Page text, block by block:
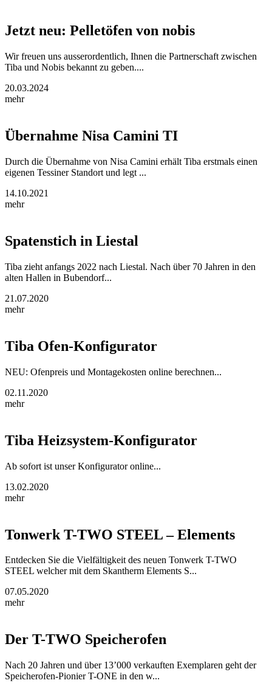
Jetzt neu: Pelletöfen von nobis
Wir freuen uns ausserordentlich, Ihnen die Partnerschaft zwischen
Tiba und Nobis bekannt zu geben....
20.03.2024
mehr
Übernahme Nisa Camini TI
Durch die Übernahme von Nisa Camini erhält Tiba erstmals einen
eigenen Tessiner Standort und legt ...
14.10.2021
mehr
Spatenstich in Liestal
Tiba zieht anfangs 2022 nach Liestal. Nach über 70 Jahren in den
alten Hallen in Bubendorf...
21.07.2020
mehr
Tiba Ofen-Konfigurator
NEU: Ofenpreis und Montagekosten online berechnen...
02.11.2020
mehr
Tiba Heizsystem-Konfigurator
Ab sofort ist unser Konfigurator online...
13.02.2020
mehr
Tonwerk T-TWO STEEL – Elements
Entdecken Sie die Vielfältigkeit des neuen Tonwerk T-TWO
STEEL welcher mit dem Skantherm Elements S...
07.05.2020
mehr
Der T-TWO Speicherofen
Nach 20 Jahren und über 13’000 verkauften Exemplaren geht der
Speicherofen-Pionier T-ONE in den w...